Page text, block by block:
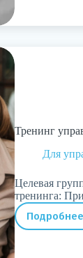
Тренинг
Для
Целевая
тренинга:
Подробнее